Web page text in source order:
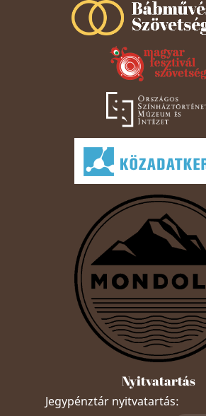
Nyitvatartás
Jegypénztár nyitvatartás: